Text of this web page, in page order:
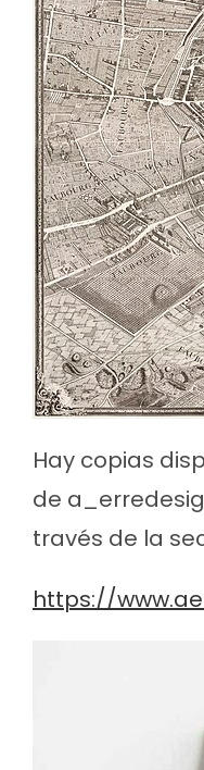
Hay copias
de
través de la
https://